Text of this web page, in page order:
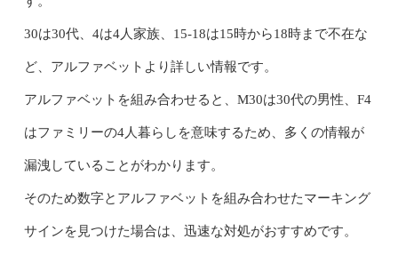
30は30代、4は4人家族、15-18は15時から18時まで不在な
ど、アルファベットより詳しい情報です。
アルファベットを組み合わせると、M30は30代の男性、F4
はファミリーの4人暮らしを意味するため、多くの情報が
漏洩していることがわかります。
そのため数字とアルファベットを組み合わせたマーキング
サインを見つけた場合は、迅速な対処がおすすめです。